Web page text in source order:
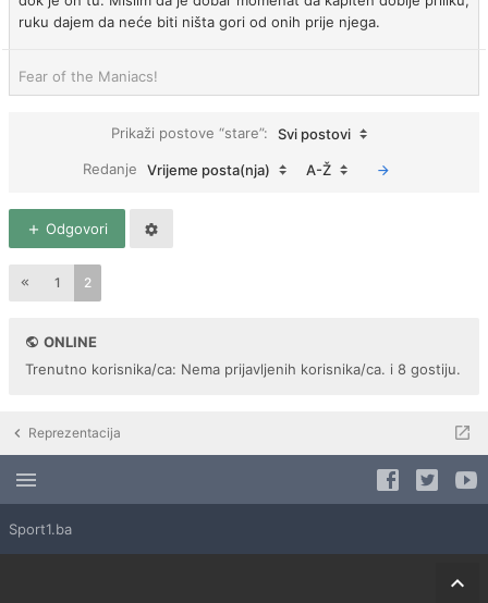
ruku dajem da neće biti ništa gori od onih prije njega.
Fear of the Maniacs!
Prikaži postove “stare”:
Svi postovi
Redanje
Vrijeme posta(nja) A-Ž
Odgovori
1 2
ONLINE
Trenutno korisnika/ca: Nema prijavljenih korisnika/ca. i 8 gostiju.
Reprezentacija
Sport1.ba